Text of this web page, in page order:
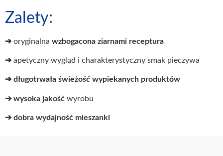
Zalety:
➔oryginalna wzbogacona ziarnami receptura
➔apetyczny wygląd i charakterystyczny smak pieczywa
➔ długotrwała świeżość wypiekanych produktów
➔ wysoka jakość wyrobu
➔ dobra wydajność mieszanki